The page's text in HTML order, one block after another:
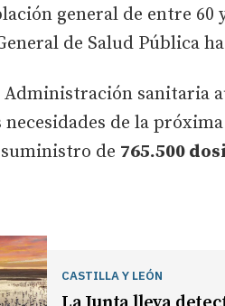
general de entre 60
de Salud Pública
sanitaria
de la
de 765.500
CASTILLA Y LEÓN